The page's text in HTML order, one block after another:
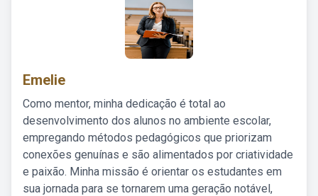
Emelie
Como mentor, minha dedicação é total ao
desenvolvimento dos alunos no ambiente escolar,
empregando métodos pedagógicos que priorizam
conexões genuínas e são alimentados por criatividade
e paixão. Minha missão é orientar os estudantes em
sua jornada para se tornarem uma geração notável,